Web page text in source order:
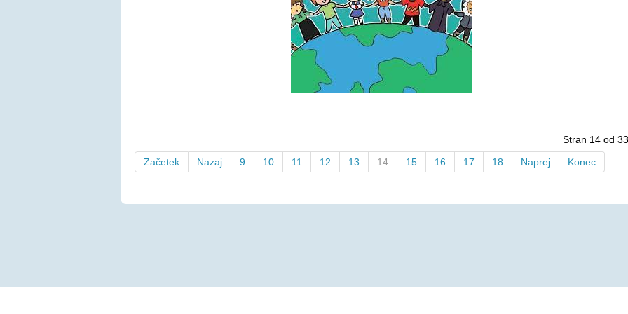
Stran 14 od 33
Začetek
Nazaj 9 10 11 12 13 14 15 16 17 18 Naprej Konec